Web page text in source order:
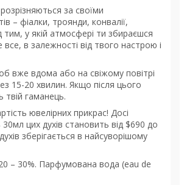
за своїми
– фіалки, троянди, конвалії,
у якій атмосфері ти збираєшся
в залежності від твого настрою і
вже вдома або на свіжому повітрі
15-20 хвилин. Якщо після цього
твій гаманець.
ювелірних прикрас! Досі
цих духів становить від $690 до
зберігається в найсуворішому
– 30%. Парфумована вода (eau de